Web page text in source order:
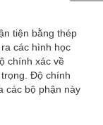
tiện bằng thép
các hình học
chính xác về
Độ chính
các bộ phận này